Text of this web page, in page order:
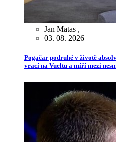
Jan Matas ,
03. 08. 2026
Pogačar podruhé v životě
vrací na Vueltu a míří mezi